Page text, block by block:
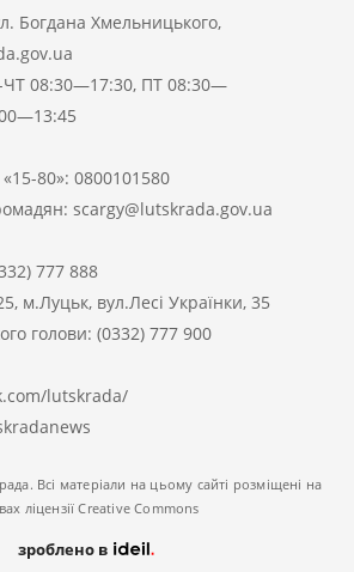
Богдана Хмельницького,
ЧТ 08:30—17:30, ПТ 08:30—
«15-80»: 0800101580
scargy@lutskrada.gov.ua
777 888
м.Луцьк, вул.Лесі Українки, 35
голови: (0332) 777 900
lutskrada/
Всі матеріали на цьому сайті розміщені на
ліцензії Creative Commons
зроблено в